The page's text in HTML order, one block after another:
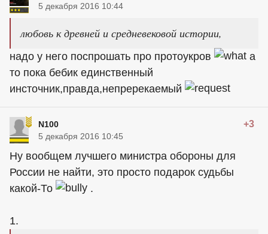
5 декабря 2016 10:44
любовь к древней и средневековой истории,
надо у него поспрошать про протоукров
а
то пока бебик единственный
инсточник,правда,непререкаемый
N100 +3
5 декабря 2016 10:45
Ну вообщем лучшего министра обороны для
России не найти, это просто подарок судьбы
какой-То
.
1.